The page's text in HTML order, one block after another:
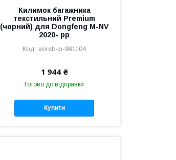
Килимок багажника
текстильний Premium
(чорний) для Dongfeng M-NV
2020- рр
vorsb-p-991104
1 944 ₴
Готово до відправки
Купити